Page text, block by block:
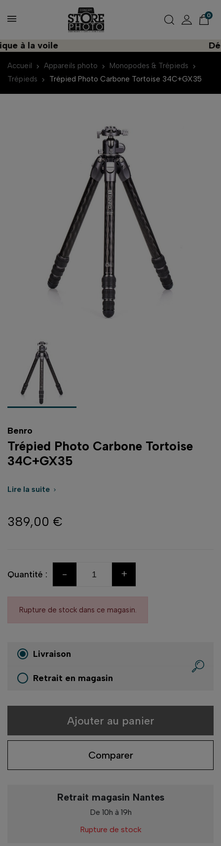
0
à la voile
Accueil Appareils photo
Monopodes & Trépieds
Trépieds
Trépied Photo Carbone Tortoise 34C+GX35
Benro
Trépied Photo Carbone Tortoise
34C+GX35
Lire la suite 
389,00 €
Quantité : - +
Rupture de stock dans ce magasin.
Livraison
Retrait en magasin
Ajouter au panier
Comparer
Retrait magasin Nantes
De 10h à 19h
Rupture de stock